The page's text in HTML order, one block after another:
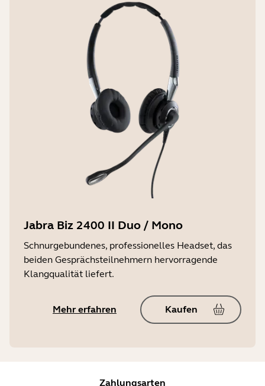
Jabra Biz 2400 II Duo / Mono
Schnurgebundenes, professionelles Headset, das
beiden Gesprächsteilnehmern hervorragende
Klangqualität liefert.
Mehr erfahren Kaufen
Zahlungsarten